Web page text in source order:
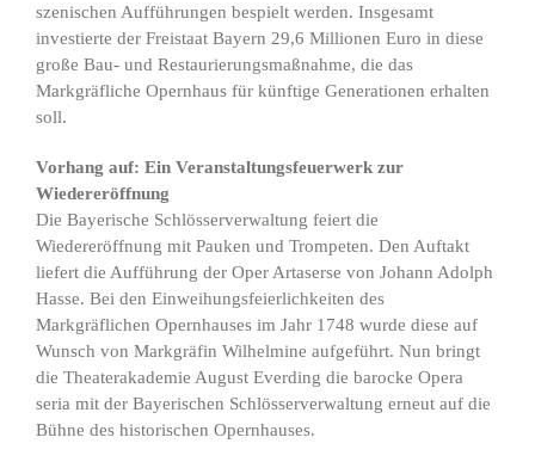
szenischen Aufführungen bespielt werden. Insgesamt
investierte der Freistaat Bayern 29,6 Millionen Euro in diese
große Bau- und Restaurierungsmaßnahme, die das
Markgräfliche Opernhaus für künftige Generationen erhalten
soll.
Vorhang auf: Ein Veranstaltungsfeuerwerk zur
Wiedereröffnung
Die Bayerische Schlösserverwaltung feiert die
Wiedereröffnung mit Pauken und Trompeten. Den Auftakt
liefert die Aufführung der Oper Artaserse von Johann Adolph
Hasse. Bei den Einweihungsfeierlichkeiten des
Markgräflichen Opernhauses im Jahr 1748 wurde diese auf
Wunsch von Markgräfin Wilhelmine aufgeführt. Nun bringt
die Theaterakademie August Everding die barocke Opera
seria mit der Bayerischen Schlösserverwaltung erneut auf die
Bühne des historischen Opernhauses.